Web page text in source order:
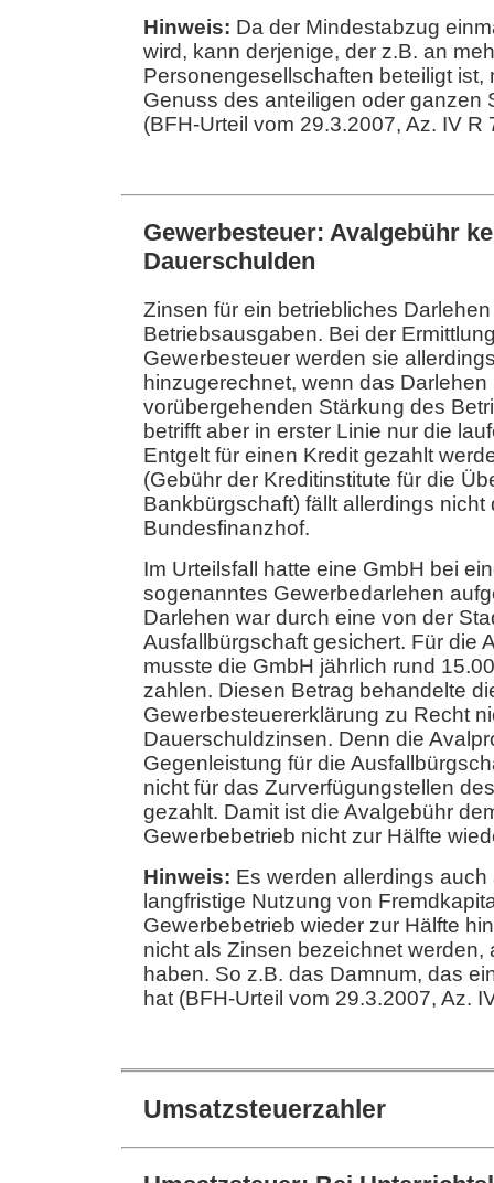
Hinweis: Da der Mindestabzug
wird, kann derjenige, der z.B. an
Personengesellschaften beteiligt ist,
Genuss des anteiligen oder ganzen
(BFH-Urteil vom 29.3.2007, Az. IV R
Gewerbesteuer: Avalgebühr
Dauerschulden
Zinsen für ein betriebliches
Betriebsausgaben. Bei der
Gewerbesteuer werden sie
hinzugerechnet, wenn das Darlehen
vorübergehenden Stärkung des
betrifft aber in erster Linie nur die
Entgelt für einen Kredit gezahlt
(Gebühr der Kreditinstitute für die
Bankbürgschaft) fällt allerdings
Bundesfinanzhof.
Im Urteilsfall hatte eine GmbH bei
sogenanntes Gewerbedarlehen
Darlehen war durch eine von der
Ausfallbürgschaft gesichert. Für die
musste die GmbH jährlich rund
zahlen. Diesen Betrag behandelte
Gewerbesteuererklärung zu Recht
Dauerschuldzinsen. Denn die
Gegenleistung für die
nicht für das Zurverfügungstellen
gezahlt. Damit ist die Avalgebühr
Gewerbebetrieb nicht zur Hälfte
Hinweis: Es werden allerdings
langfristige Nutzung von
Gewerbebetrieb wieder zur Hälfte
nicht als Zinsen bezeichnet werden,
haben. So z.B. das Damnum, das
hat (BFH-Urteil vom 29.3.2007, Az.
Umsatzsteuerzahler